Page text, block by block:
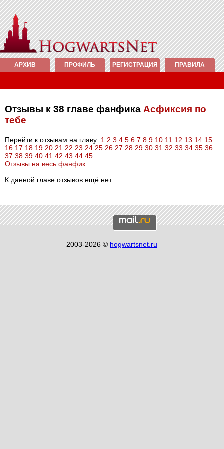
АРХИВ ПРОФИЛЬ РЕГИСТРАЦИЯ ПРАВИЛА
Отзывы к 38 главе фанфика Асфиксия по
тебе
Перейти к отзывам на главу: 1 2 3 4 5 6 7 8 9 10 11 12 13 14 15
16 17 18 19 20 21 22 23 24 25 26 27 28 29 30 31 32 33 34 35 36
37 38 39 40 41 42 43 44 45
Отзывы на весь фанфик
К данной главе отзывов ещё нет
2003-2026 ©hogwartsnet.ru